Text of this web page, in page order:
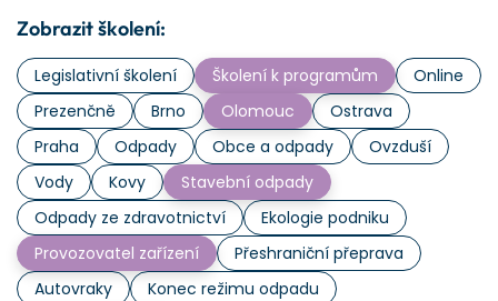
Zobrazit školení:
Legislativní školení Školení k programům
Online
Prezenčně
Brno Olomouc
Ostrava
Praha
Odpady Obce a odpady
Ovzduší
Vody
Kovy
Stavební odpady
Odpady ze zdravotnictví
Ekologie podniku
Provozovatel zařízení
Přeshraniční přeprava
Autovraky
Konec režimu odpadu